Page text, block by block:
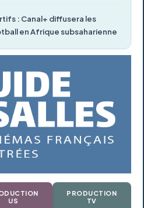
: Canal+ diffusera les
en Afrique subsaharienne
US
PRODUCTION
TV